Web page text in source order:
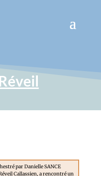
par Danielle SANCE
Callassien, a rencontré un